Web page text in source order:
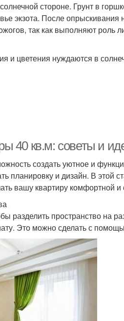
стороне. Грунт в
экзота. После опрыскивания
так как выполняют роль
и цветения нуждаются в
40 кв.м: советы и
создать уютное и
планировку и дизайн. В этой
вашу квартиру комфортной и
разделить пространство на
Это можно сделать с